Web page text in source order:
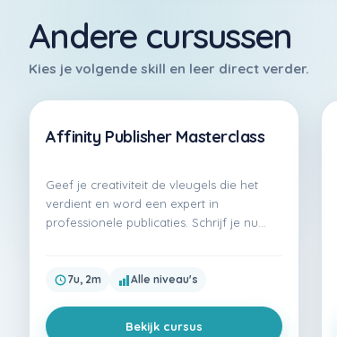
Andere cursussen
Premium
Affinity Publisher Masterclass
Geef je creativiteit de vleugels die het
verdient en word een expert in
professionele publicaties. Schrijf je nu…
7u, 2m Alle niveau's
Bekijk cursus